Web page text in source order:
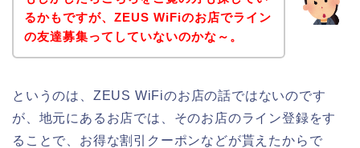
るかもですが、ZEUS WiFiのお店でライン
の友達募集ってしていないのかな～。
というのは、ZEUS WiFiのお店の話ではないのです
が、地元にあるお店では、そのお店のライン登録をす
ることで、お得な割引クーポンなどが貰えたからで